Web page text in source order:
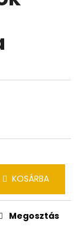
KOSÁRBA
Megosztás